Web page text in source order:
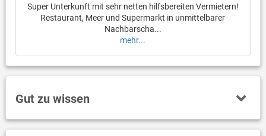
Super Unterkunft mit sehr netten hilfsbereiten Vermietern!
Restaurant, Meer und Supermarkt in unmittelbarer
Nachbarscha...
mehr...
Gut zu wissen